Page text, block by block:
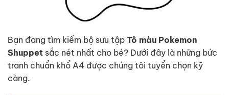
Bạn đang tìm kiếm bộ sưu tập Tô màu Pokemon
Shuppet sắc nét nhất cho bé? Dưới đây là những bức
tranh chuẩn khổ A4 được chúng tôi tuyển chọn kỹ
càng.